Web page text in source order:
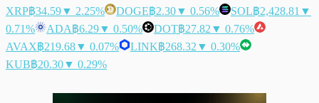
XRP฿34.59▼ 2.25% DOGE฿2.30▼ 0.56% SOL฿2,428.81 ▼
0.71%
ADA฿6.29▼ 0.50% DOT฿27.82 ▼ 0.76%
AVAX฿219.68▼ 0.07% LINK฿268.32 ▼ 0.30%
KUB฿20.30▼ 0.29%